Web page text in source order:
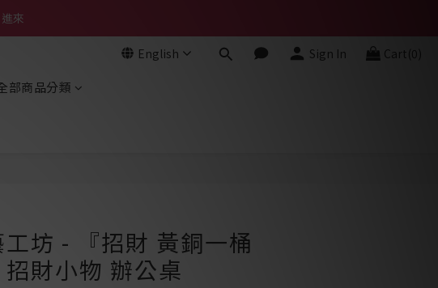
來
English Sign In Cart(0)
部商品分類
坊 - 『招財 黃銅一桶
財小物 辦公桌